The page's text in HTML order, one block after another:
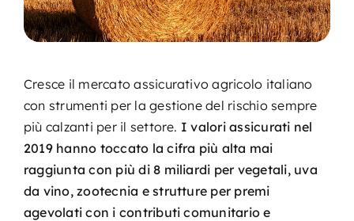
Cresce il mercato assicurativo agricolo italiano
con strumenti per la gestione del rischio sempre
più calzanti per il settore. I valori assicurati nel
2019 hanno toccato la cifra più alta mai
raggiunta con più di 8 miliardi per vegetali, uva
da vino, zootecnia e strutture per premi
agevolati con i contributi comunitario e